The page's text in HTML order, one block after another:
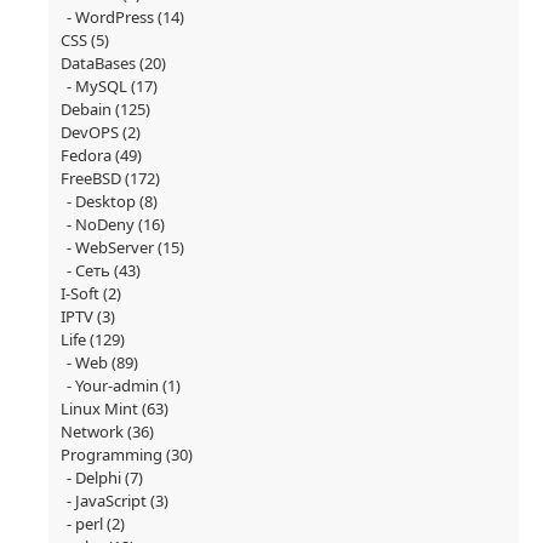
WordPress(14)
CSS(5)
DataBases(20)
MySQL (17)
Debain (125)
DevOPS(2)
Fedora(49)
FreeBSD(172)
Desktop(8)
NoDeny(16)
WebServer(15)
Сеть (43)
I-Soft(2)
IPTV(3)
Life(129)
Web(89)
Your-admin (1)
Linux Mint(63)
Network(36)
Programming (30)
Delphi(7)
JavaScript(3)
perl(2)